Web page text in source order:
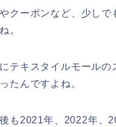
クーポンなど、少し
。
テキスタイルモール
たんですよね。
も2021年、2022年、